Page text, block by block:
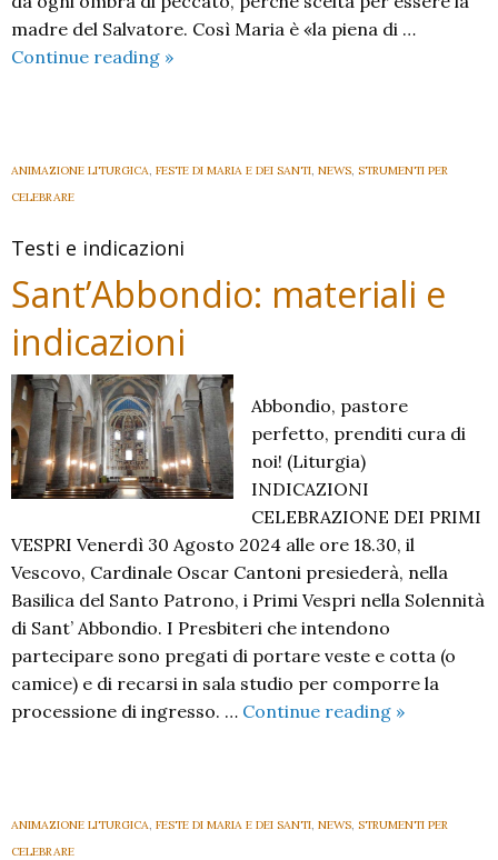
madre del Salvatore. Così Maria è «la piena di …
Continue reading Immacolata
Vergine
II
Domenica
di
Avvento
»
ANIMAZIONE LITURGICA, FESTE DI MARIA E DEI SANTI, NEWS, STRUMENTI PER
CELEBRARE
Testi e indicazioni
Sant’Abbondio: materiali e
indicazioni
Abbondio, pastore
perfetto, prenditi cura di
noi! (Liturgia)
INDICAZIONI
CELEBRAZIONE DEI PRIMI
VESPRI Venerdì 30 Agosto 2024 alle ore 18.30, il
Vescovo, Cardinale Oscar Cantoni presiederà, nella
Basilica del Santo Patrono, i Primi Vespri nella Solennità
di Sant’ Abbondio. I Presbiteri che intendono
partecipare sono pregati di portare veste e cotta (o
camice) e di recarsi in sala studio per comporre la
processione di ingresso. … Continue reading »
ANIMAZIONE LITURGICA, FESTE DI MARIA E DEI SANTI, NEWS, STRUMENTI PER
CELEBRARE